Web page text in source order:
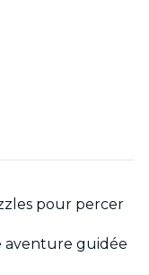
pour percer
aventure guidée